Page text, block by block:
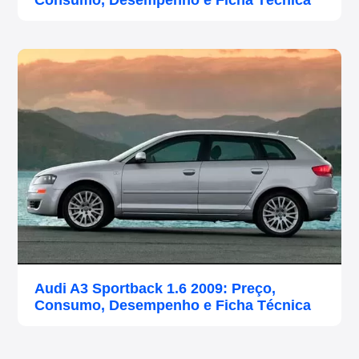
Audi A3 Sportback 1.6 2009: Preço,
Consumo, Desempenho e Ficha Técnica